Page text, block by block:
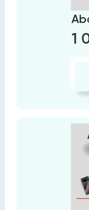
1